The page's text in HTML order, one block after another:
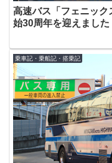
高速バス「フェニック
始30周年を迎えました
乗車記・乗船記・搭乗記